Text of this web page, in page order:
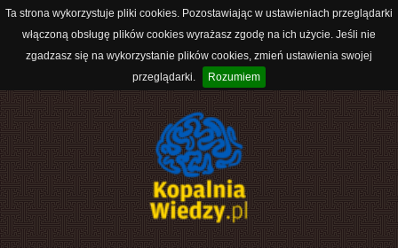
Ta strona wykorzystuje pliki cookies. Pozostawiając w ustawieniach przeglądarki
włączoną obsługę plików cookies wyrażasz zgodę na ich użycie. Jeśli nie
zgadzasz się na wykorzystanie plików cookies, zmień ustawienia swojej
przeglądarki.
Rozumiem